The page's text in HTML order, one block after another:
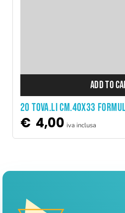
ADD TO
20 TOVA.LI CM.40X33
€ 4,00 iva inclusa